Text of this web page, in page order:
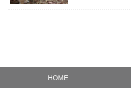
HOME